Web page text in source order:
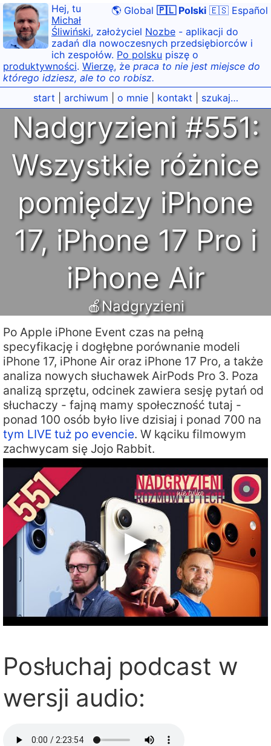
🌎 Global 🇵🇱 Polski 🇪🇸 Español
Hej, tu
Michał
Śliwiński, założyciel Nozbe - aplikacji do
zadań dla nowoczesnych przedsiębiorców i
ich zespołów. Po polsku piszę o
produktywności. Wierzę, że praca to nie jest miejsce do
którego idziesz, ale to co robisz.
start
archiwum o mnie| kontakt szukaj…
Nadgryzieni #551:
Wszystkie różnice
pomiędzy iPhone
17, iPhone 17 Pro i
iPhone Air
🍎Nadgryzieni
Po Apple iPhone Event czas na pełną
specyfikację i dogłębne porównanie modeli
iPhone 17, iPhone Air oraz iPhone 17 Pro, a także
analiza nowych słuchawek AirPods Pro 3. Poza
analizą sprzętu, odcinek zawiera sesję pytań od
słuchaczy - fajną mamy społeczność tutaj -
ponad 100 osób było live dzisiaj i ponad 700 na
tym LIVE tuż po evencie. W kąciku filmowym
zachwycam się Jojo Rabbit.
Posłuchaj podcast w
wersji audio: